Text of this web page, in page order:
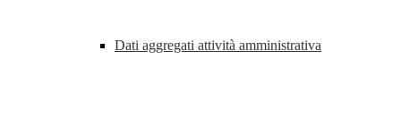
Dati aggregati attività amministrativa